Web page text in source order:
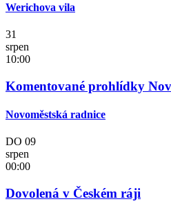
Werichova vila
31
srpen
10:00
Komentované prohlídky
Novoměstská radnice
DO 09
srpen
00:00
Dovolená v Českém ráji